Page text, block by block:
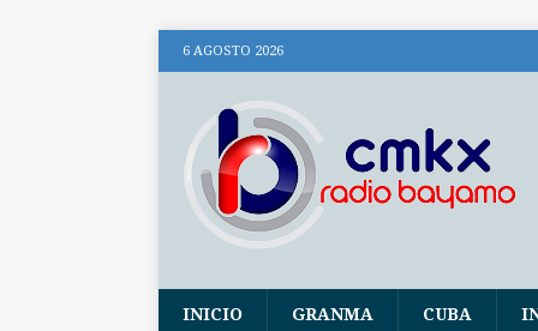
6 AGOSTO 2026
INICIO GRANMA CUBA